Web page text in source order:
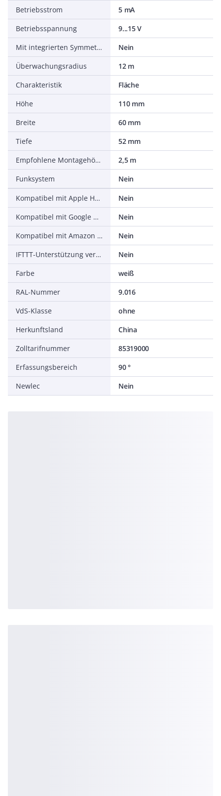
Betriebsstrom
5 mA
Betriebsspannung
9...15 V
Mit integrierten Symmetrierwiderständen
Nein
Überwachungsradius
12 m
Charakteristik
Fläche
Höhe
110 mm
Breite
60 mm
Tiefe
52 mm
Empfohlene Montagehöhe
2,5 m
Funksystem
Nein
Kompatibel mit Apple HomeKit
Nein
Kompatibel mit Google Assistant
Nein
Kompatibel mit Amazon Alexa
Nein
IFTTT-Unterstützung verfügbar
Nein
Farbe
weiß
RAL-Nummer
9.016
VdS-Klasse
ohne
Herkunftsland
China
Zolltarifnummer
85319000
Erfassungsbereich
90 °
Newlec
Nein